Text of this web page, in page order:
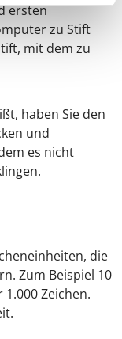
ersten
zu Stift
mit dem zu
haben Sie den
und
es nicht
die
Zum Beispiel 10
Zeichen.